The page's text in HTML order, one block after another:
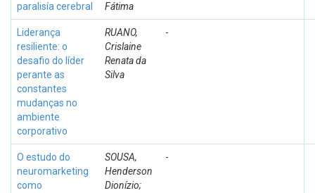
paralisía cerebral
Fátima
Liderança
resiliente: o
desafio do líder
perante as
constantes
mudanças no
ambiente
corporativo
RUANO,
Crislaine
Renata da
Silva
-
O estudo do
neuromarketing
como
SOUSA,
Henderson
Dionízio;
-